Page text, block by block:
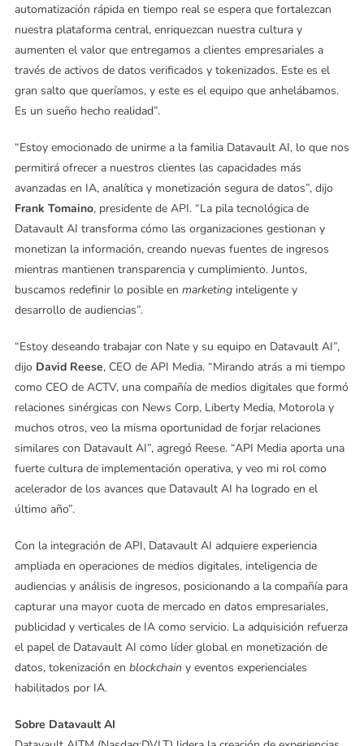
automatización rápida en tiempo real se espera que fortalezcan
nuestra plataforma central, enriquezcan nuestra cultura y
aumenten el valor que entregamos a clientes empresariales a
través de activos de datos verificados y tokenizados. Este es el
gran salto que queríamos, y este es el equipo que anhelábamos.
Es un sueño hecho realidad”.
“Estoy emocionado de unirme a la familia Datavault AI, lo que nos
permitirá ofrecer a nuestros clientes las capacidades más
avanzadas en IA, analítica y monetización segura de datos”, dijo
Frank Tomaino, presidente de API. “La pila tecnológica de
Datavault AI transforma cómo las organizaciones gestionan y
monetizan la información, creando nuevas fuentes de ingresos
mientras mantienen transparencia y cumplimiento. Juntos,
buscamos redefinir lo posible en marketinginteligente y
desarrollo de audiencias”.
“Estoy deseando trabajar con Nate y su equipo en Datavault AI”,
dijo David Reese, CEO de API Media. “Mirando atrás a mi tiempo
como CEO de ACTV, una compañía de medios digitales que formó
relaciones sinérgicas con News Corp, Liberty Media, Motorola y
muchos otros, veo la misma oportunidad de forjar relaciones
similares con Datavault AI”, agregó Reese. “API Media aporta una
fuerte cultura de implementación operativa, y veo mi rol como
acelerador de los avances que Datavault AI ha logrado en el
último año”.
Con la integración de API, Datavault AI adquiere experiencia
ampliada en operaciones de medios digitales, inteligencia de
audiencias y análisis de ingresos, posicionando a la compañía para
capturar una mayor cuota de mercado en datos empresariales,
publicidad y verticales de IA como servicio. La adquisición refuerza
el papel de Datavault AI como líder global en monetización de
datos, tokenización en blockchain y eventos experienciales
habilitados por IA.
Sobre Datavault AI